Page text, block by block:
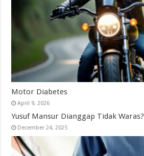
Motor Diabetes
April 9, 2026
Yusuf Mansur Dianggap Tidak Waras?
December 24, 2025